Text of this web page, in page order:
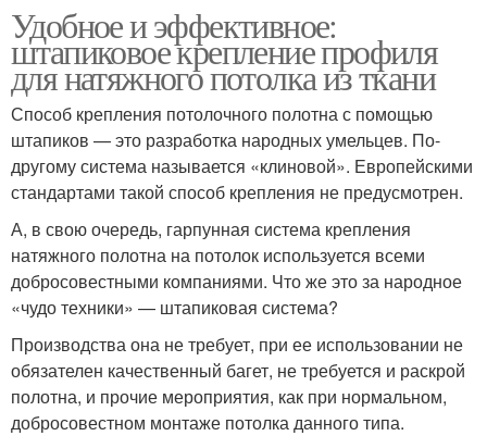
Удобное и эффективное:
штапиковое крепление профиля
для натяжного потолка из ткани
Способ крепления потолочного полотна с помощью
штапиков — это разработка народных умельцев. По-
другому система называется «клиновой». Европейскими
стандартами такой способ крепления не предусмотрен.
А, в свою очередь, гарпунная система крепления
натяжного полотна на потолок используется всеми
добросовестными компаниями. Что же это за народное
«чудо техники» — штапиковая система?
Производства она не требует, при ее использовании не
обязателен качественный багет, не требуется и раскрой
полотна, и прочие мероприятия, как при нормальном,
добросовестном монтаже потолка данного типа.